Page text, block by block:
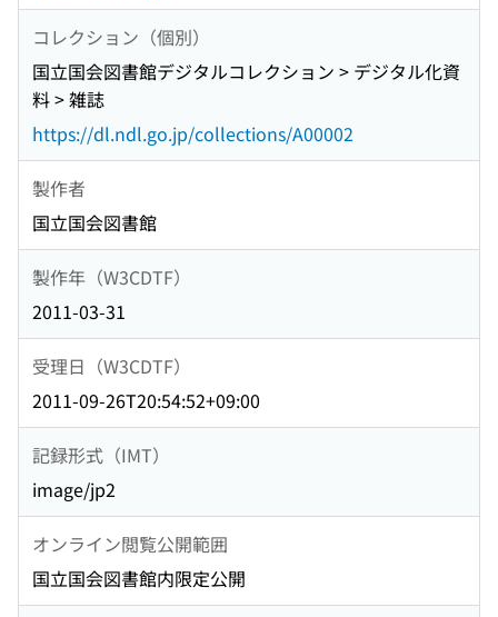
コレクション（個別）
国立国会図書館デジタルコレクション > デジタル化資
料 > 雑誌
https://dl.ndl.go.jp/collections/A00002
製作者
国立国会図書館
製作年（W3CDTF）
2011-03-31
受理日（W3CDTF）
2011-09-26T20:54:52+09:00
記録形式（IMT）
image/jp2
オンライン閲覧公開範囲
国立国会図書館内限定公開